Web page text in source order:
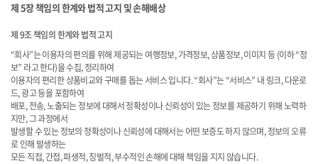
제 5장 책임의 한계와 법적 고지 및 손해배상
제 9조 책임의 한계와 법적 고지
“회사”는 이용자의 편의를 위해 제공되는 여행정보, 가격정보, 상품정보, 이미지 등 (이하 “정
보” 라고 한다)을 수집, 정리하여
이용자의 편리한 상품비교와 구매를 돕는 서비스 입니다. “회사”는 “서비스” 내 링크, 다운로
드, 광고 등을 포함하여
배포, 전송, 노출되는 정보에 대해서 정확성이나 신뢰성이 있는 정보를 제공하기 위해 노력하
지만, 그 과정에서
발생할 수 있는 정보의 정확성이나 신뢰성에 대해서는 어떤 보증도 하지 않으며, 정보의 오류
로 인해 발생하는
모든 직접, 간접, 파생적, 징벌적, 부수적인 손해에 대해 책임을 지지 않습니다.